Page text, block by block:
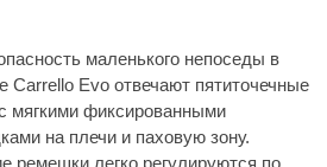
маленького непоседы в
Carrello Evo отвечают пятиточечные
мягкими фиксированными
на плечи и паховую зону.
ремешки легко регулируются по